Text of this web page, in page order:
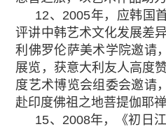
12、2005年，应韩国
评讲中韩艺术文化发展差
利佛罗伦萨美术学院邀请
展览，获意大利友人高度
度艺术博览会组委会邀请
赴印度佛祖之地菩提伽耶禅
15、2008年，《初日